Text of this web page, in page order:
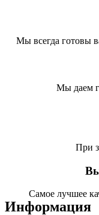
Мы всегда готовы
Мы даем
При
Самое лучшее
Информация